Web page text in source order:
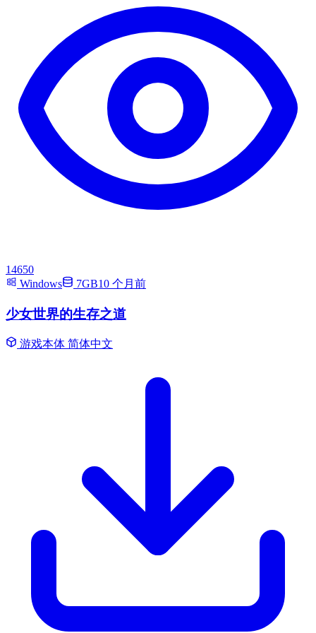
14650
Windows
7GB10 个月前
少女世界的生存之道
游戏本体 简体中文